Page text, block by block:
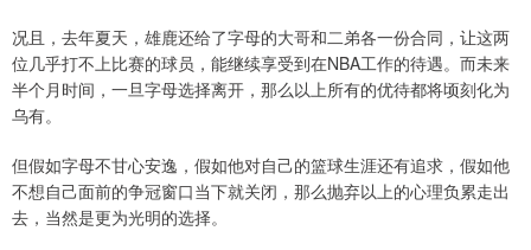
况且，去年夏天，雄鹿还给了字母的大哥和二弟各一份合同，让这两
位几乎打不上比赛的球员，能继续享受到在NBA工作的待遇。而未来
半个月时间，一旦字母选择离开，那么以上所有的优待都将顷刻化为
乌有。
但假如字母不甘心安逸，假如他对自己的篮球生涯还有追求，假如他
不想自己面前的争冠窗口当下就关闭，那么抛弃以上的心理负累走出
去，当然是更为光明的选择。